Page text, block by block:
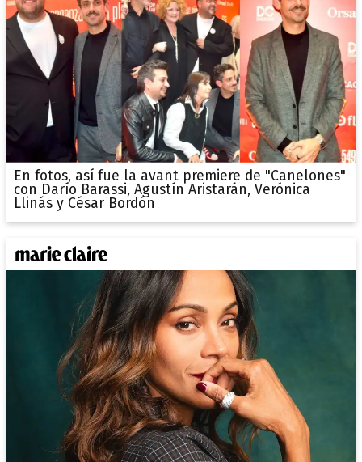
En fotos, así fue la avant premiere de "Canelones"
con Darío Barassi, Agustín Aristarán, Verónica
Llinás y César Bordón